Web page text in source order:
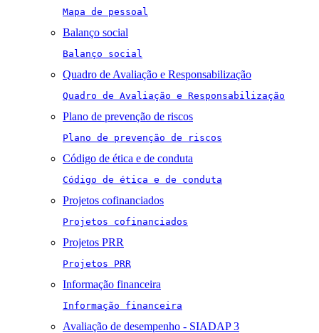
Mapa de pessoal
Balanço social
Balanço social
Quadro de Avaliação e Responsabilização
Quadro de Avaliação e Responsabilização
Plano de prevenção de riscos
Plano de prevenção de riscos
Código de ética e de conduta
Código de ética e de conduta
Projetos cofinanciados
Projetos cofinanciados
Projetos PRR
Projetos PRR
Informação financeira
Informação financeira
Avaliação de desempenho - SIADAP 3